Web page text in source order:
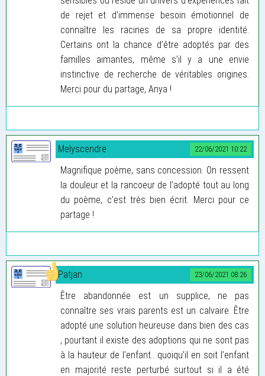
de rejet et d’immense besoin émotionnel de
connaître les racines de sa propre identité.
Certains ont la chance d’être adoptés par des
familles aimantes, même s’il y a une envie
instinctive de recherche de véritables origines.
Merci pour du partage, Anya !
22/06/2021 10:22
Melyscendre
Magnifique poème, sans concession. On ressent
la douleur et la rancoeur de l’adopté tout au long
du poème, c’est très bien écrit. Merci pour ce
partage !
23/06/2021 08:26
Patjan
Être abandonnée est un supplice, ne pas
connaître ses vrais parents est un calvaire. Être
adopté une solution heureuse dans bien des cas
, pourtant il existe des adoptions qui ne sont pas
à la hauteur de l’enfant.. quoiqu’il en soit l’enfant
en majorité reste perturbé surtout si il a été